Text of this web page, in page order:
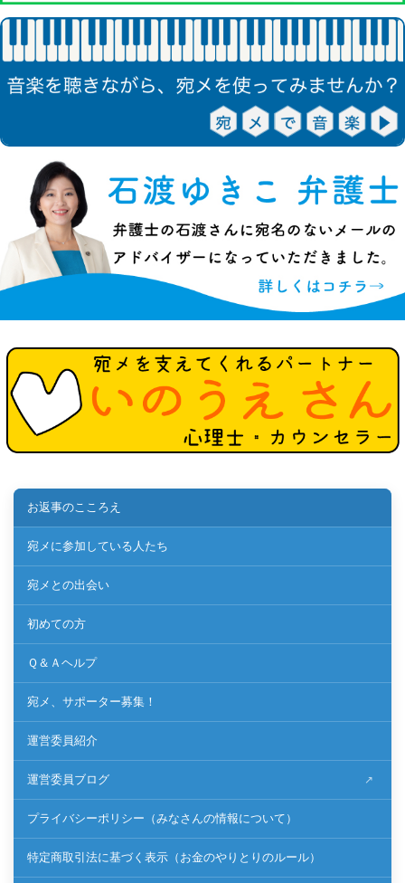
お返事のこころえ
宛メに参加している人たち
宛メとの出会い
初めての方
Ｑ＆Ａヘルプ
宛メ、サポーター募集！
運営委員紹介
運営委員ブログ
プライバシーポリシー（みなさんの情報について）
特定商取引法に基づく表示（お金のやりとりのルール）